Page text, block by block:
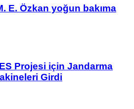
E. Özkan yoğun bakıma
Projesi için Jandarma
Girdi